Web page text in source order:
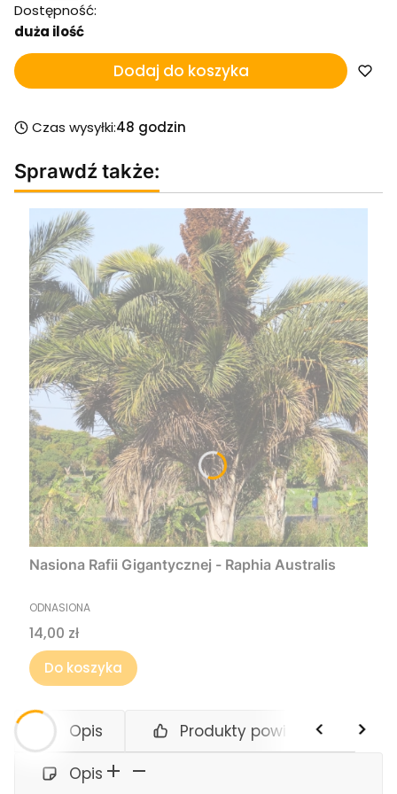
Dostępność:
duża ilość
Dodaj do koszyka
Czas wysyłki:48 godzin
Sprawdź także:
Nasiona Rafii Gigantycznej - Raphia Australis
PRODUCENT
ODNASIONA
Cena
14,00 zł
Do koszyka
Opis
Produkty powiązane
Opis